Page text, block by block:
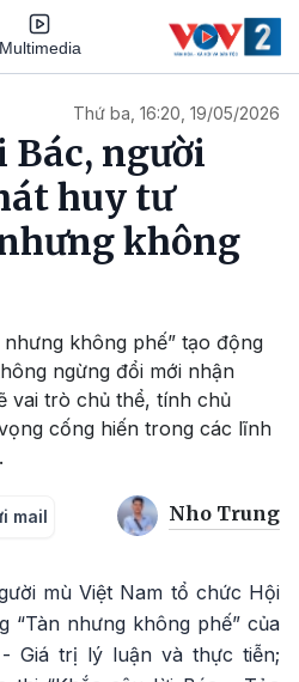
Thứ ba, 16:20, 19/05/2026
Bác, người
huy tư
không
không phế” tạo động
ngừng đổi mới nhận
vai trò chủ thể, tính chủ
cống hiến trong các lĩnh
mail Nho Trung
mù Việt Nam tổ chức Hội
“Tàn nhưng không phế” của
Giá trị lý luận và thực tiễn;